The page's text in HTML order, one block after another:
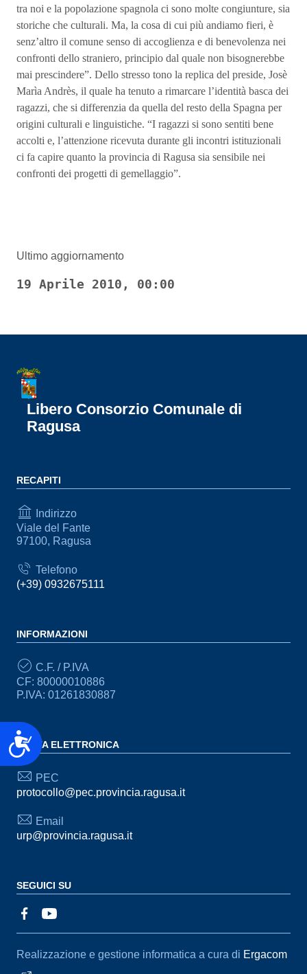
Accessibilità
tra noi e la popolazione spagnola ci sono molte congiunture, sia
storiche che culturali. Ma, la cosa di cui più andiamo fieri, è
senz’altro il comune senso di accoglienza e di benevolenza nei
confronti dello straniero, principio dal quale non bisognerebbe
mai prescindere”. Dello stresso tono la replica del preside, Josè
Marìa Andrès, il quale ha tenuto a rimarcare l’identità basca dei
ragazzi, che si differenzia da quella del resto della Spagna per
origini culturali e linguistiche. “I ragazzi si sono sentiti bene
accolti e, l’attenzione ricevuta durante gli incontri istituzionali
ci fa capire quanto la provincia di Ragusa sia sensibile nei
confronti dei progetti di gemellaggio”.
Ultimo aggiornamento
19 Aprile 2010, 00:00
Libero Consorzio Comunale di
Ragusa
RECAPITI
Indirizzo
Viale del Fante
97100, Ragusa
Telefono
(+39) 0932675111
INFORMAZIONI
C.F. / P.IVA
CF: 80000010886
P.IVA: 01261830887
POSTA ELETTRONICA
PEC
protocollo@pec.provincia.ragusa.it
Email
urp@provincia.ragusa.it
SEGUICI SU
Sezione Link Utili
Realizzazione e gestione informatica a cura di Ergacom